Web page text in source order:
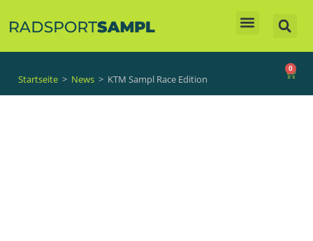
Startseite > News > KTM Sampl Race Edition
0